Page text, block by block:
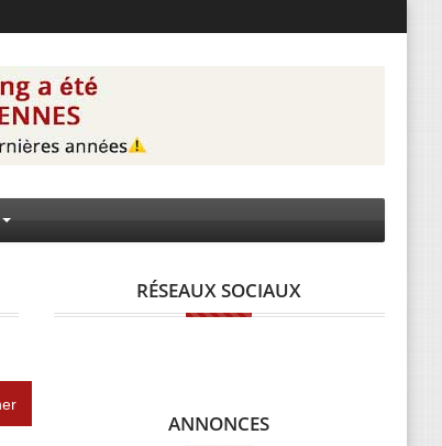
RÉSEAUX SOCIAUX
ANNONCES